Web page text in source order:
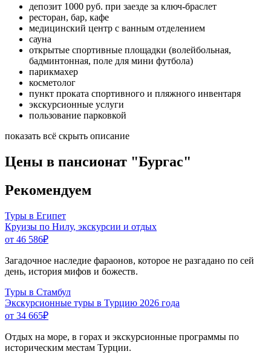
депозит 1000 руб. при заезде за ключ-браслет
ресторан, бар, кафе
медицинский центр с ванным отделением
сауна
открытые спортивные площадки (волейбольная,
бадминтонная, поле для мини футбола)
парикмахер
косметолог
пункт проката спортивного и пляжного инвентаря
экскурсионные услуги
пользование парковкой
показать всё скрыть описание
Цены в пансионат "Бургас"
Рекомендуем
Туры в Египет
Круизы по Нилу, экскурсии и отдых
от 46 586₽
Загадочное наследие фараонов, которое не разгадано по сей
день, история мифов и божеств.
Туры в Стамбул
Экскурсионные туры в Турцию 2026 года
от 34 665₽
Отдых на море, в горах и экскурсионные программы по
историческим местам Турции.